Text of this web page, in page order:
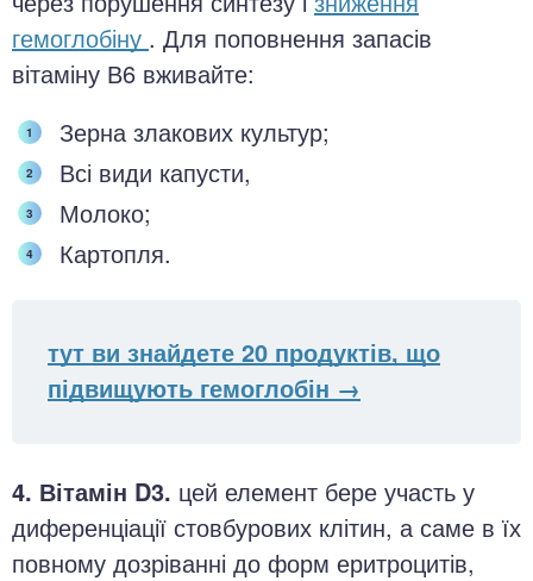
гемоглобіну . Для поповнення запасів
вітаміну В6 вживайте:
Зерна злакових культур;
Всі види капусти,
Молоко;
Картопля.
тут ви знайдете 20 продуктів, що
підвищують гемоглобін →
4. Вітамін D3. цей елемент бере участь у
диференціації стовбурових клітин, а саме в їх
повному дозріванні до форм еритроцитів,